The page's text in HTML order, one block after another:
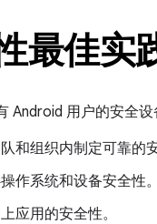
最佳实
Android 用户的安全
和组织内制定可靠的安
作系统和设备安全性。
应用的安全性。